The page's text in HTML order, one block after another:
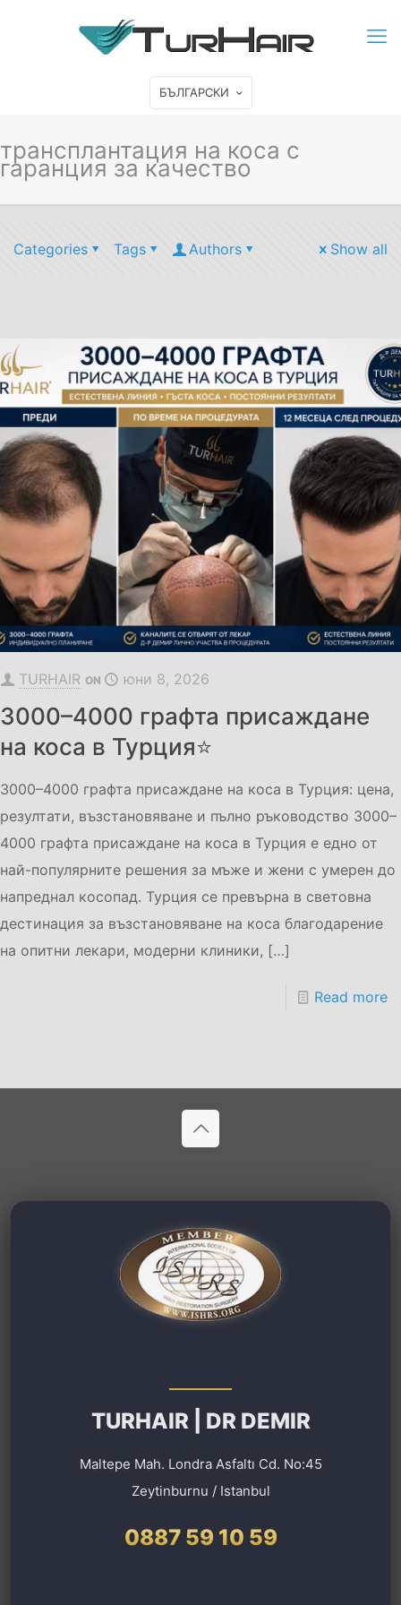
БЪЛГАРСКИ
трансплантация на коса с
гаранция за качество
Categories Tags Authors Show all
TURHAIR ON юни 8, 2026
3000–4000 графта присаждане
на коса в Турция⭐
3000–4000 графта присаждане на коса в Турция: цена,
резултати, възстановяване и пълно ръководство 3000–
4000 графта присаждане на коса в Турция е едно от
най-популярните решения за мъже и жени с умерен до
напреднал косопад. Турция се превърна в световна
дестинация за възстановяване на коса благодарение
на опитни лекари, модерни клиники, […]
Read more
TURHAIR | DR DEMIR
Maltepe Mah. Londra Asfaltı Cd. No:45
Zeytinburnu / Istanbul
0887 59 10 59